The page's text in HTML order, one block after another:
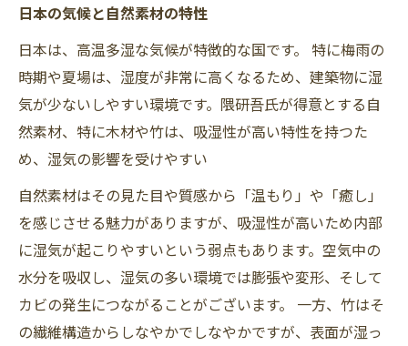
日本の気候と自然素材の特性
日本は、高温多湿な気候が特徴的な国です。 特に梅雨の
時期や夏場は、湿度が非常に高くなるため、建築物に湿
気が少ないしやすい環境です。隈研吾氏が得意とする自
然素材、特に木材や竹は、吸湿性が高い特性を持つた
め、湿気の影響を受けやすい
自然素材はその見た目や質感から「温もり」や「癒し」
を感じさせる魅力がありますが、吸湿性が高いため内部
に湿気が起こりやすいという弱点もあります。空気中の
水分を吸収し、湿気の多い環境では膨張や変形、そして
カビの発生につながることがございます。 一方、竹はそ
の繊維構造からしなやかでしなやかですが、表面が湿っ